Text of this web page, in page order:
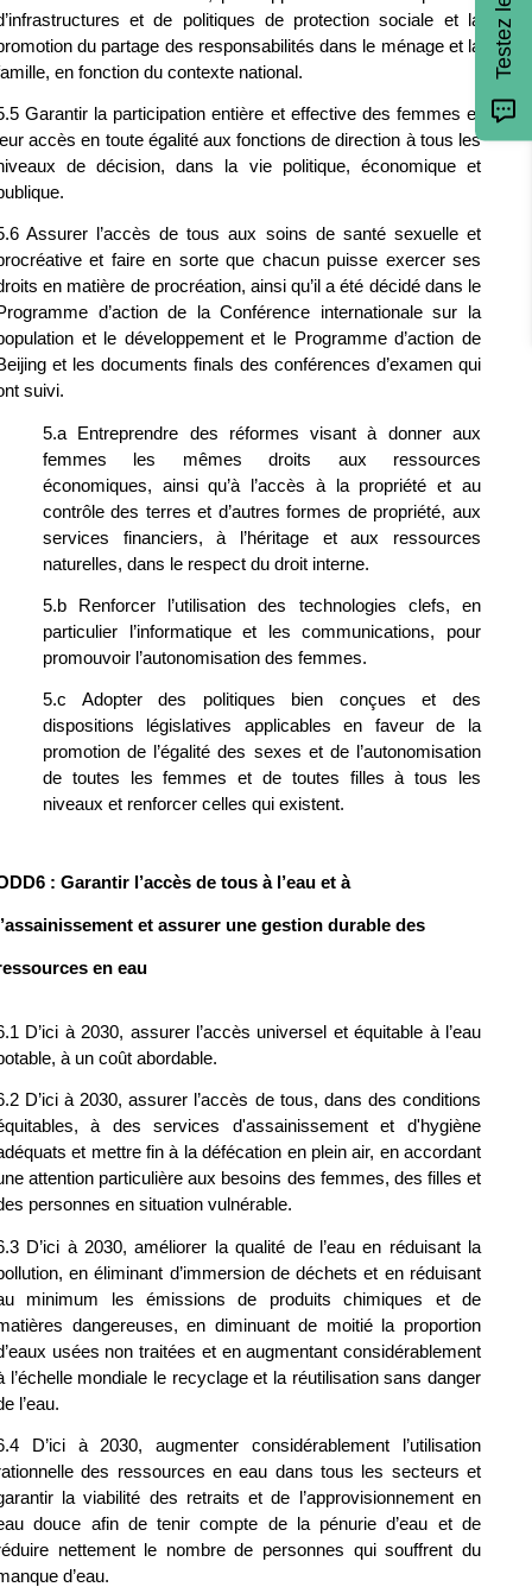
et de politiques de protection sociale et la
du partage des responsabilités dans le ménage et la
en fonction du contexte national.
Garantir la participation entière et effective des femmes et
accès en toute égalité aux fonctions de direction à tous les
de décision, dans la vie politique, économique et
Assurer l’accès de tous aux soins de santé sexuelle et
et faire en sorte que chacun puisse exercer ses
en matière de procréation, ainsi qu’il a été décidé dans le
d’action de la Conférence internationale sur la
et le développement et le Programme d’action de
et les documents finals des conférences d’examen qui
suivi.
5.a Entreprendre des réformes visant à donner aux
femmes les mêmes droits aux ressources
économiques, ainsi qu’à l’accès à la propriété et au
contrôle des terres et d’autres formes de propriété, aux
services financiers, à l’héritage et aux ressources
naturelles, dans le respect du droit interne.
5.b Renforcer l’utilisation des technologies clefs, en
particulier l’informatique et les communications, pour
promouvoir l’autonomisation des femmes.
5.c Adopter des politiques bien conçues et des
dispositions législatives applicables en faveur de la
promotion de l’égalité des sexes et de l’autonomisation
de toutes les femmes et de toutes filles à tous les
niveaux et renforcer celles qui existent.
: Garantir l’accès de tous à l’eau et à
et assurer une gestion durable des
en eau
D’ici à 2030, assurer l’accès universel et équitable à l’eau
à un coût abordable.
D’ici à 2030, assurer l’accès de tous, dans des conditions
à des services d'assainissement et d'hygiène
et mettre fin à la défécation en plein air, en accordant
attention particulière aux besoins des femmes, des filles et
personnes en situation vulnérable.
D’ici à 2030, améliorer la qualité de l’eau en réduisant la
en éliminant d’immersion de déchets et en réduisant
minimum les émissions de produits chimiques et de
dangereuses, en diminuant de moitié la proportion
usées non traitées et en augmentant considérablement
l’échelle mondiale le recyclage et la réutilisation sans danger
l’eau.
D’ici à 2030, augmenter considérablement l’utilisation
des ressources en eau dans tous les secteurs et
la viabilité des retraits et de l’approvisionnement en
douce afin de tenir compte de la pénurie d’eau et de
nettement le nombre de personnes qui souffrent du
d’eau.